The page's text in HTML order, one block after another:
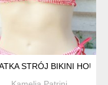
STRÓJ BIKINI HOUSE